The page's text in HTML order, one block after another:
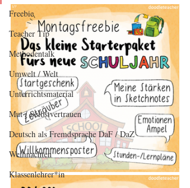
Freebie
Teacher Tip
Methodentalk
Umwelt / Welt
Unterrichtsmaterial
Mut / Selbstvertrauen
Deutsch als Fremdsprache DaF / DaZ
Weihnachten
Klassenlehrer*in